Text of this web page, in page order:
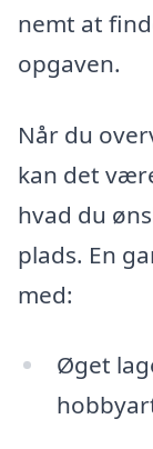
nemt at
opgaven.
Når du
kan det
hvad du
plads. En
med:
Øget